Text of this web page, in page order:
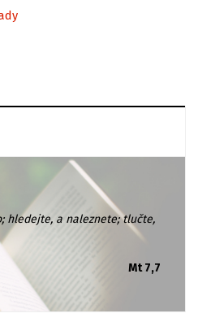
hledejte, a naleznete; tlučte,
Mt 7,7